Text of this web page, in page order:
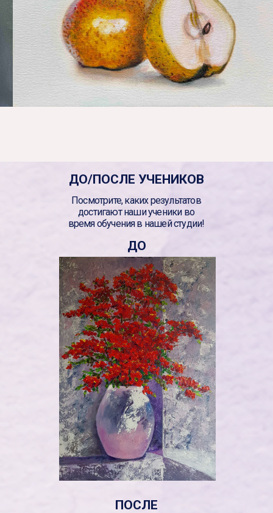
ДО/ПОСЛЕ УЧЕНИКОВ
ДО
ПОСЛЕ
Посмотрите, каких результатов
достигают наши ученики во
время обучения в нашей студии!